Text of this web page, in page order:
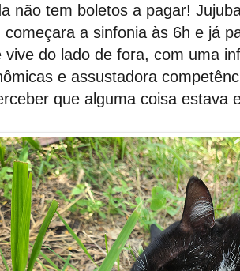
não tem boletos a pagar!
começara a sinfonia às 6h e já
vive do lado de fora, com uma
e assustadora
que alguma coisa estava